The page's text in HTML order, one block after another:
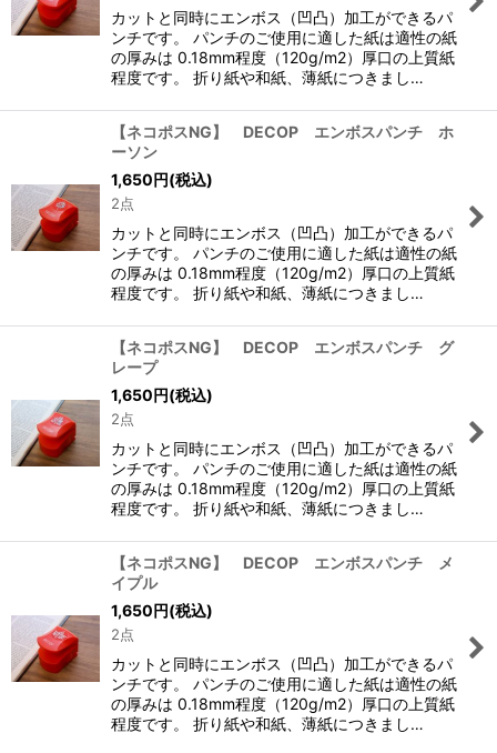
カットと同時にエンボス（凹凸）加工ができるパ
ンチです。 パンチのご使用に適した紙は適性の紙
の厚みは 0.18mm程度（120g/m2）厚口の上質紙
程度です。 折り紙や和紙、薄紙につきまし…
【ネコポスNG】 DECOP エンボスパンチ ホ
ーソン
1,650円(税込)
2点
カットと同時にエンボス（凹凸）加工ができるパ
ンチです。 パンチのご使用に適した紙は適性の紙
の厚みは 0.18mm程度（120g/m2）厚口の上質紙
程度です。 折り紙や和紙、薄紙につきまし…
【ネコポスNG】 DECOP エンボスパンチ グ
レープ
1,650円(税込)
2点
カットと同時にエンボス（凹凸）加工ができるパ
ンチです。 パンチのご使用に適した紙は適性の紙
の厚みは 0.18mm程度（120g/m2）厚口の上質紙
程度です。 折り紙や和紙、薄紙につきまし…
【ネコポスNG】 DECOP エンボスパンチ メ
イプル
1,650円(税込)
2点
カットと同時にエンボス（凹凸）加工ができるパ
ンチです。 パンチのご使用に適した紙は適性の紙
の厚みは 0.18mm程度（120g/m2）厚口の上質紙
程度です。 折り紙や和紙、薄紙につきまし…